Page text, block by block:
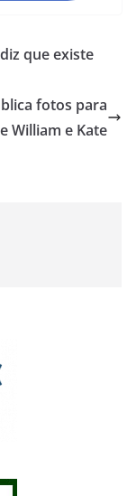
que existe
fotos para
William e Kate